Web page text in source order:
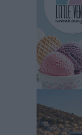
Γ. Χατζημάρκος:
Γεωργιάδη” –
και συνεργασία
Τοπικές Ειδήσεις•
Σούπερ μάρκετ:
για τις τιμές –
Ειδήσεις•
Συνελήφθησαν